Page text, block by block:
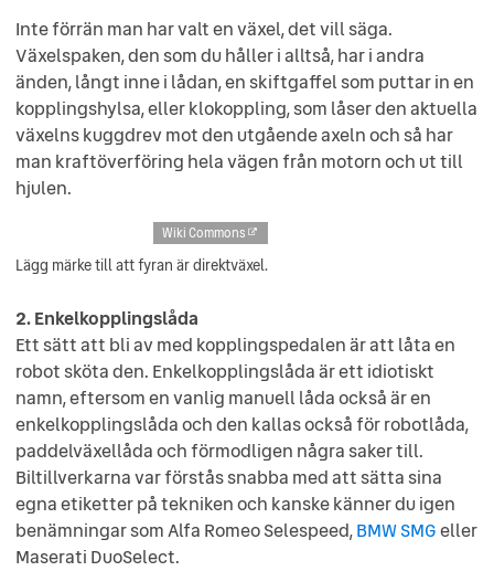
Inte förrän man har valt en växel, det vill säga.
Växelspaken, den som du håller i alltså, har i andra
änden, långt inne i lådan, en skiftgaffel som puttar in en
kopplingshylsa, eller klokoppling, som låser den aktuella
växelns kuggdrev mot den utgående axeln och så har
man kraftöverföring hela vägen från motorn och ut till
hjulen.
Wiki Commons
Lägg märke till att fyran är direktväxel.
2. Enkelkopplingslåda
Ett sätt att bli av med kopplingspedalen är att låta en
robot sköta den. Enkelkopplingslåda är ett idiotiskt
namn, eftersom en vanlig manuell låda också är en
enkelkopplingslåda och den kallas också för robotlåda,
paddelväxellåda och förmodligen några saker till.
Biltillverkarna var förstås snabba med att sätta sina
egna etiketter på tekniken och kanske känner du igen
benämningar som Alfa Romeo Selespeed,BMW SMGeller
Maserati DuoSelect.